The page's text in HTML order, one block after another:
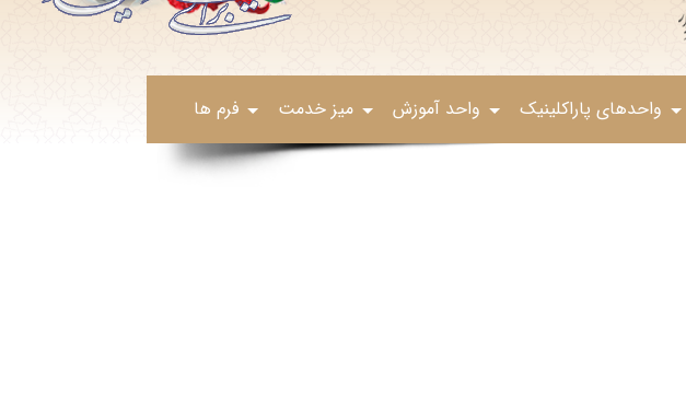
واحدهای پاراکلینیک واحد آموزش میز خدمت فرم ها